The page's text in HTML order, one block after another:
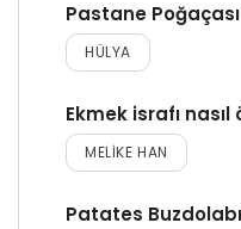
Pastane
HÜLYA
Ekmek israfı nasıl
MELIKE HAN
Patates